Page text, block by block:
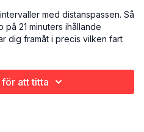
med distanspassen. Så
21 minuters ihållande
dig framåt i precis vilken fart
i kläderna, kommer in i andra
att titta